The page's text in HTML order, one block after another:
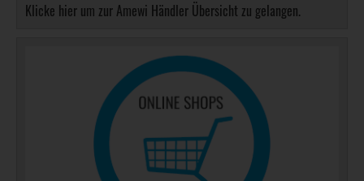
Klicke hier um zur Amewi Händler Übersicht zu gelangen.